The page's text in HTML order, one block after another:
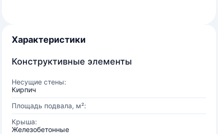
Характеристики
Конструктивные элементы
Несущие стены:
Кирпич
Площадь подвала, м²:
Крыша:
Железобетонные